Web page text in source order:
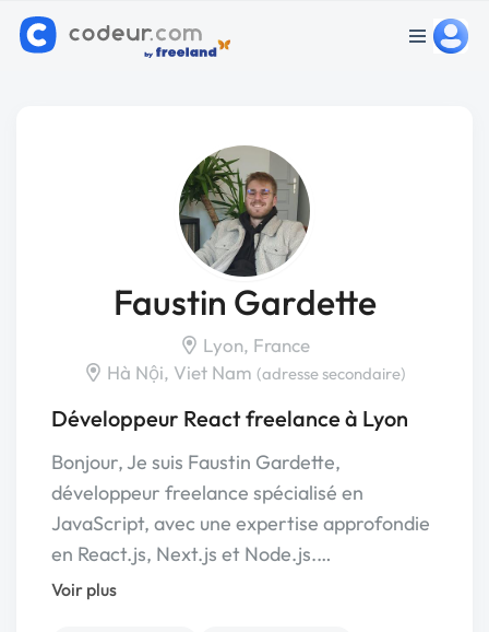
Faustin Gardette
Lyon, France
Hà Nội, Viet Nam (adresse secondaire)
Développeur React freelance à Lyon
Bonjour, Je suis Faustin Gardette,
développeur freelance spécialisé en
JavaScript, avec une expertise approfondie
en React.js, Next.js et Node.js.…
Voir plus